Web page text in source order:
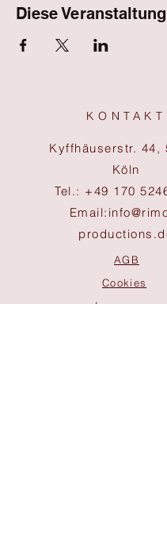
Diese
KONTAKT
Kyffhäuserstr. 44,
Köln
Tel.: +49 170
Email:
AGB
Cookies
Impressum